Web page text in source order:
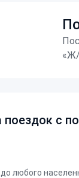
«Ж/
с
любого